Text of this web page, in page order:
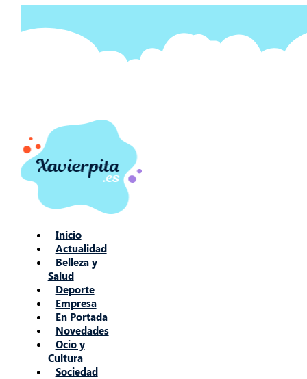
contenido
Inicio
Actualidad
Belleza y
Salud
Deporte
Empresa
En Portada
Novedades
Ocio y
Cultura
Sociedad